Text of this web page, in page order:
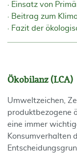
Einsatz von
Beitrag zum
Fazit der
Ökobilanz (LCA)
Umweltzeichen,
produktbezogene
eine immer
Konsumverhalten